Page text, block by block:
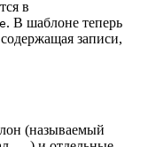
в
. В шаблоне теперь
записи,
(называемый